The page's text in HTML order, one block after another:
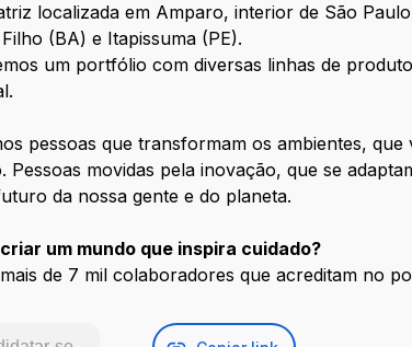
localizada em Amparo, interior de São
(BA) e Itapissuma (PE).
um portfólio com diversas linhas de
pessoas que transformam os ambientes,
Pessoas movidas pela inovação, que se
da nossa gente e do planeta.
um mundo que inspira cuidado?
de 7 mil colaboradores que acreditam no